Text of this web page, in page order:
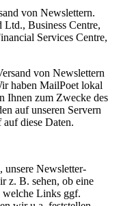
von Newslettern.
Business Centre,
Services Centre,
von Newslettern
haben MailPoet lokal
Ihnen zum Zwecke des
auf unseren Servern
diese Daten.
Newsletter-
z. B. sehen, ob eine
Links ggf.